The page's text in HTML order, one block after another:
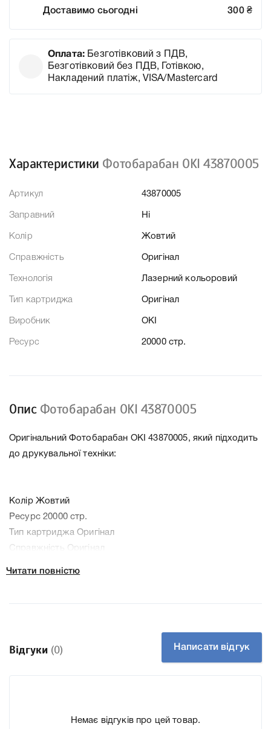
Доставимо сьогодні
300 ₴
Оплата: Безготівковий з ПДВ,
Безготівковий без ПДВ, Готівкою,
Накладений платіж, VISA/Mastercard
Характеристики Фотобарабан OKI 43870005
Артикул 43870005
Заправний Ні
Колір Жовтий
Справжність Оригінал
Технологія Лазерний кольоровий
Тип картриджа Оригінал
Виробник OKI
Ресурс 20000 стр.
Опис Фотобарабан OKI 43870005
Оригінальний Фотобарабан OKI 43870005, який підходить
до друкувальної техніки:
Колір Жовтий
Ресурс 20000 стр.
Тип картриджа Оригінал
Справжність Оригінал
характеристики, список друкувальної техніки, до якого
підходить Фотобарабан OKI 43870005, що дозволить Вам
легко підтвердити правильність вибору.
Читати повністю
Відгуки (0) Написати відгук
Немає відгуків про цей товар.